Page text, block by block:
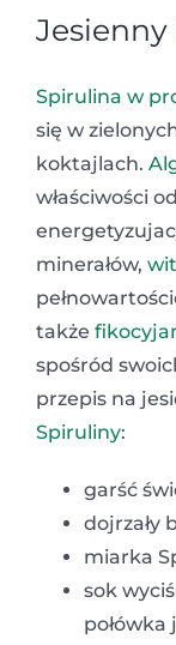
Spirulina w
się w
koktajlach.
właściwości
minerałów,
także
spośród
przepis na
Spiruliny:
garść
dojrzały
miarka
sok
połówka